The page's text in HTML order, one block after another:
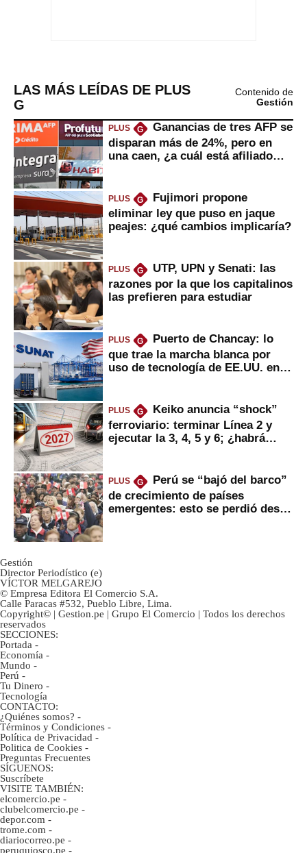
LAS MÁS LEÍDAS DE PLUS
G
Contenido de
Gestión
PLUS G
Ganancias de tres AFP se
disparan más de 24%, pero en
una caen, ¿a cuál está afiliado
PLUS G
Fujimori propone
eliminar ley que puso en jaque
peajes: ¿qué cambios implicaría?
PLUS G
UTP, UPN y Senati: las
razones por la que los capitalinos
las prefieren para estudiar
PLUS G
Puerto de Chancay: lo
que trae la marcha blanca por
uso de tecnología de EE.UU. en
PLUS G
Keiko anuncia “shock”
ferroviario: terminar Línea 2 y
ejecutar la 3, 4, 5 y 6; ¿habrá
PLUS G
Perú se “bajó del barco”
de crecimiento de países
emergentes: esto se perdió desde
Gestión
Director Periodístico (e)
VÍCTOR MELGAREJO
© Empresa Editora El Comercio S.A.
Calle Paracas #532, Pueblo Libre, Lima.
Copyright© | Gestion.pe | Grupo El Comercio | Todos los derechos
reservados
SECCIONES:
Portada -
Economía -
Mundo -
Perú -
Tu Dinero -
Tecnología
CONTACTO:
¿Quiénes somos? -
Términos y Condiciones -
Política de Privacidad -
Politica de Cookies -
Preguntas Frecuentes
SÍGUENOS:
Suscríbete
VISITE TAMBIÉN:
elcomercio.pe -
clubelcomercio.pe -
depor.com -
trome.com -
diariocorreo.pe -
peruquiosco.pe -